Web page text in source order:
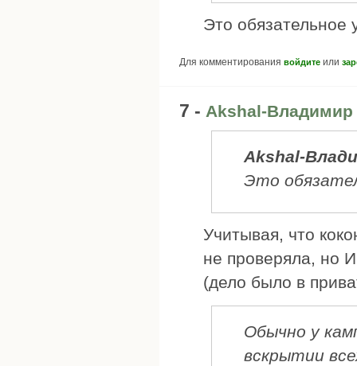
Это обязательное
Для комментирования войдите или
7 - Akshal-Владимир
Akshal-
Это
Учитывая, что
не проверяла, но
(дело было в
Обычно у
вскрытии